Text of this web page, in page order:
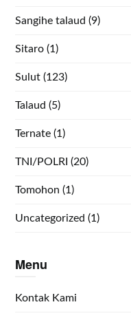
Sangihe talaud (9)
Sitaro (1)
Sulut (123)
Talaud (5)
Ternate (1)
TNI/POLRI (20)
Tomohon (1)
Uncategorized (1)
Menu
Kontak Kami